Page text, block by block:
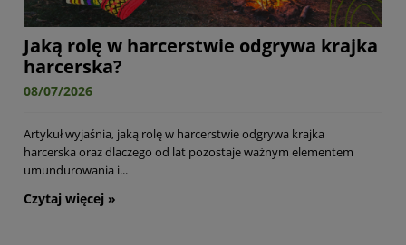
Jaką rolę w harcerstwie odgrywa krajka
harcerska?
08/07/2026
Artykuł wyjaśnia, jaką rolę w harcerstwie odgrywa krajka
harcerska oraz dlaczego od lat pozostaje ważnym elementem
umundurowania i...
czytaj więcej »